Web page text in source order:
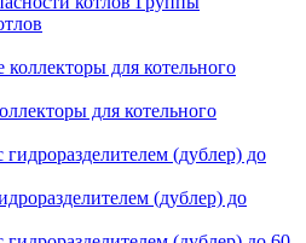
для котельного
(дублер) до